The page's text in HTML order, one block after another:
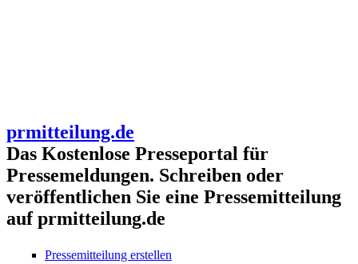
prmitteilung.de
Das Kostenlose Presseportal für
Pressemeldungen. Schreiben oder
veröffentlichen Sie eine Pressemitteilung
auf prmitteilung.de
Pressemitteilung erstellen